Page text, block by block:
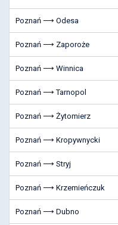
Poznań ⟶ Odesa
Poznań ⟶ Zaporoże
Poznań ⟶ Winnica
Poznań ⟶ Tarnopol
Poznań ⟶ Żytomierz
Poznań ⟶ Kropywnycki
Poznań ⟶ Stryj
Poznań ⟶ Krzemieńczuk
Poznań ⟶ Dubno